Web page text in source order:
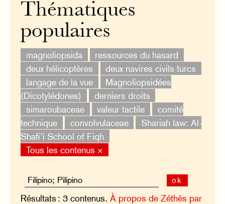
Thématiques
populaires
magnoliopsida
ressources du hasard
deux hélicoptères
deux navires civils turcs
langage de la vue
Magnoliopsidées
(Dicotylédones)
derniers droits
simaroubaceae
valeur tactile
comité
technique
convolvulaceae
Shariah law: Al-
Shafi’i School of Fiqh
Tous les contenus ×
ok
Résultats : 3 contenus.À propos de Zéthès par